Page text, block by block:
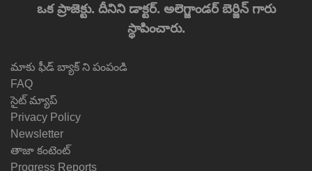
ఒక ప్రాజెక్టు. దీనిని డాక్టర్. అలెగ్జాండర్ బెర్జిన్ గారు
స్థాపించారు.
మాకు ఫీడ్ బ్యాక్ ని పంపండి
FAQ
సైట్ మ్యాప్
Privacy Policy
Newsletter
తాజా కంటెంట్
Progress Reports